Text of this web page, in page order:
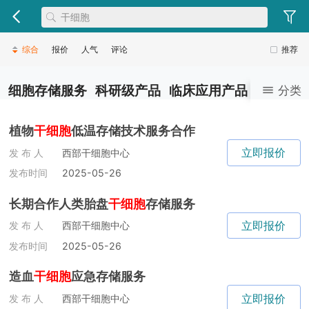
推荐
综合 报价 人气 评论
分类
细胞存储服务 科研级产品 临床应用产品 健康医
植物干细胞低温存储技术服务合作
发 布 人
西部干细胞中心
发布时间
2025-05-26
立即报价
长期合作人类胎盘干细胞存储服务
发 布 人
西部干细胞中心
发布时间
2025-05-26
立即报价
造血干细胞应急存储服务
发 布 人 西部干细胞中心 立即报价